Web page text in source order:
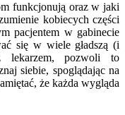
funkcjonują oraz w jaki
kobiecych części
pacjentem w gabinecie
się w wiele gładszą (i
lekarzem, pozwoli to
siebie, spoglądając na
że każda wygląda